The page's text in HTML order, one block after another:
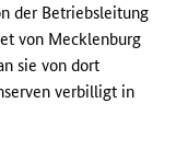
der Betriebsleitung
von Mecklenburg
sie von dort
verbilligt in